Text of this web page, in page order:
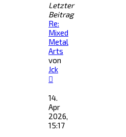
Letzter
Beitrag
Re:
Mixed
Metal
Arts
von
Jck
Beitrag
14.
Apr
2026,
15:17